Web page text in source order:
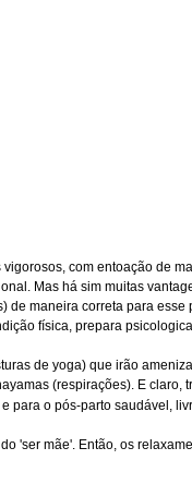
com entoação de
Mas há sim muitas
maneira correta para
física, prepara
de yoga) que irão
(respirações). E
para o pós-parto
'ser mãe'. Então, os